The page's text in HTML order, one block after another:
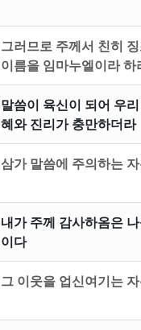
그러므로 주께서 친히
이름을 임마누엘이라 하
말씀이 육신이 되어 우
혜와 진리가 충만하더라
삼가 말씀에 주의하는
내가 주께 감사하옴은
이다
그 이웃을 업신여기는